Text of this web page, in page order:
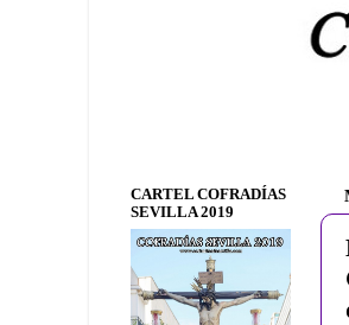
CARTEL COFRADÍAS
SEVILLA 2019